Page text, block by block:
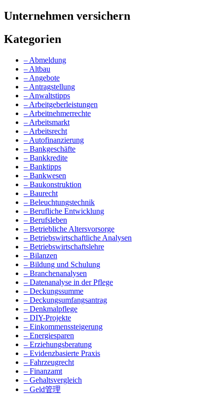
Unternehmen versichern
Kategorien
– Abmeldung
– Altbau
– Angebote
– Antragstellung
– Anwaltstipps
– Arbeitgeberleistungen
– Arbeitnehmerrechte
– Arbeitsmarkt
– Arbeitsrecht
– Autofinanzierung
– Bankgeschäfte
– Bankkredite
– Banktipps
– Bankwesen
– Baukonstruktion
– Baurecht
– Beleuchtungstechnik
– Berufliche Entwicklung
– Berufsleben
– Betriebliche Altersvorsorge
– Betriebswirtschaftliche Analysen
– Betriebswirtschaftslehre
– Bilanzen
– Bildung und Schulung
– Branchenanalysen
– Datenanalyse in der Pflege
– Deckungssumme
– Deckungsumfangsantrag
– Denkmalpflege
– DIY-Projekte
– Einkommenssteigerung
– Energiesparen
– Erziehungsberatung
– Evidenzbasierte Praxis
– Fahrzeugrecht
– Finanzamt
– Gehaltsvergleich
– Geld管理